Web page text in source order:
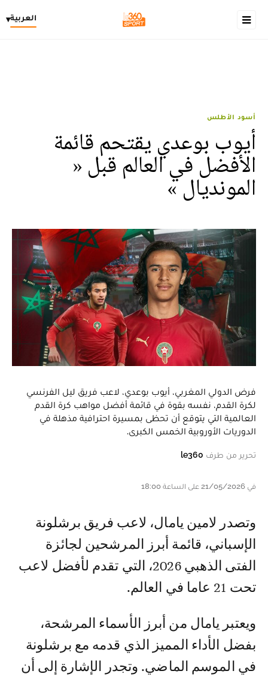
العربية▾
أسود الأطلس
أيوب بوعدي يقتحم قائمة
الأفضل في العالم قبل «
المونديال »
فرض الدولي المغربي، أيوب بوعدي، لاعب فريق ليل الفرنسي
لكرة القدم، نفسه بقوة في قائمة أفضل مواهب كرة القدم
العالمية التي يتوقع أن تحظى بمسيرة احترافية مذهلة في
الدوريات الأوروبية الخمس الكبرى.
تحرير من طرف le360
في 21/05/2026 على الساعة 18:00
وتصدر لامين يامال، لاعب فريق برشلونة
الإسباني، قائمة أبرز المرشحين لجائزة
الفتى الذهبي 2026، التي تقدم لأفضل لاعب
تحت 21 عاما في العالم.
ويعتبر يامال من أبرز الأسماء المرشحة،
بفضل الأداء المميز الذي قدمه مع برشلونة
في الموسم الماضي. وتجدر الإشارة إلى أن